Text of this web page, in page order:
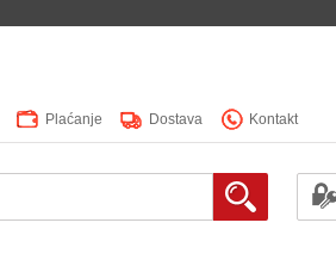
Plaćanje Dostava Kontakt